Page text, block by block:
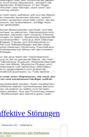
Störungen